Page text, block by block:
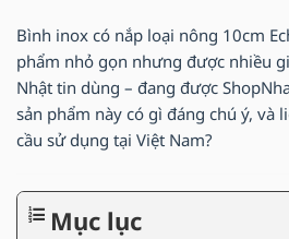
Bình inox có nắp loại nông 10cm
phẩm nhỏ gọn nhưng được nhiều
Nhật tin dùng – đang được
sản phẩm này có gì đáng chú ý, và
cầu sử dụng tại Việt Nam?
Mục lục